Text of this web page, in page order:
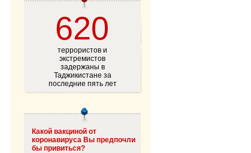
620
террористов и
экстремистов
задержаны в
Таджикистане за
последние пять лет
Какой вакциной от
коронавируса Вы предпочли
бы привиться?